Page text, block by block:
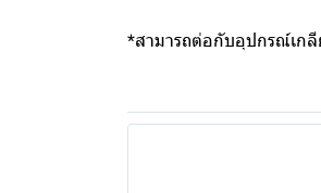
*สามารถต่อกับอุปกรณ์เก